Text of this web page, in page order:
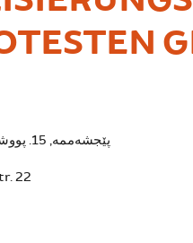
پێجشەممە, 15. پووشپەڕ 2017 - 19:00
22